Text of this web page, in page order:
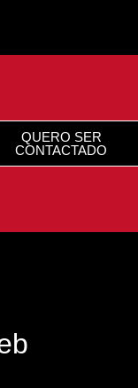
QUERO SER
CONTACTADO